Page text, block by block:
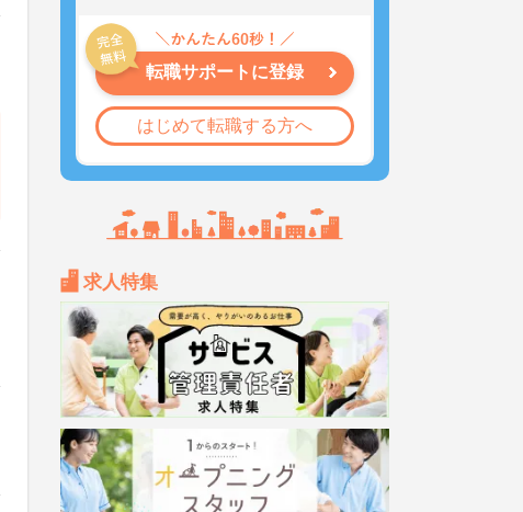
転職サポートに登録
はじめて転職する方へ
求人特集